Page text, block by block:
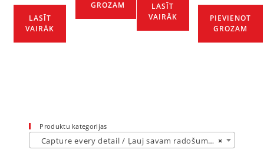
LASĪT
VAIRĀK
GROZAM
LASĪT
VAIRĀK
PIEVIENOT
GROZAM
Produktu kategorijas
×
Capture every detail / Ļauj savam radošumam uzplaukt (6)